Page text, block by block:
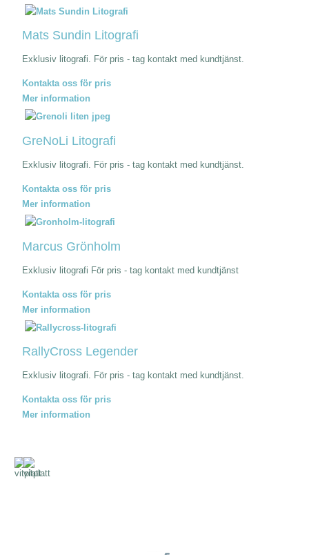
Mats Sundin Litografi
Exklusiv litografi. För pris - tag kontakt med kundtjänst.
Kontakta oss för pris
Mer information
GreNoLi Litografi
Exklusiv litografi. För pris - tag kontakt med kundtjänst.
Kontakta oss för pris
Mer information
Marcus Grönholm
Exklusiv litografi För pris - tag kontakt med kundtjänst
Kontakta oss för pris
Mer information
RallyCross Legender
Exklusiv litografi. För pris - tag kontakt med kundtjänst.
Kontakta oss för pris
Mer information